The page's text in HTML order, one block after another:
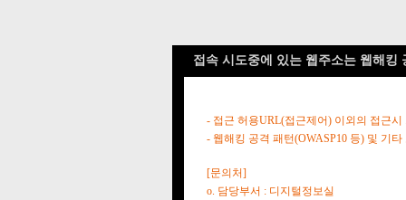
접속 시도중에 있는 웹주소는 웹해킹
- 접근 허용URL(접근제어) 이외의 접근시
- 웹해킹 공격 패턴(OWASP10 등) 및 기
[문의처]
o. 담당부서 : 디지털정보실